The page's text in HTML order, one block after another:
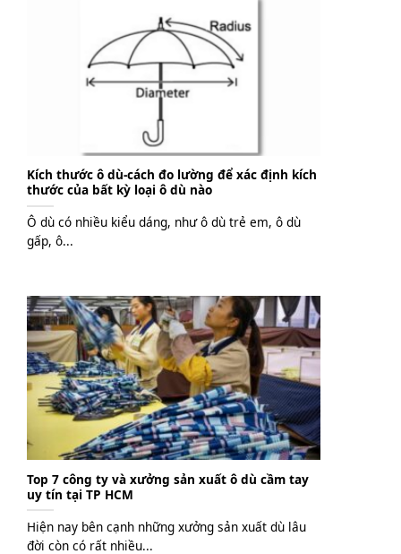
Kích thước ô dù-cách đo lường để xác định kích
thước của bất kỳ loại ô dù nào
Ô dù có nhiều kiểu dáng, như ô dù trẻ em, ô dù
gấp, ô...
Top 7 công ty và xưởng sản xuất ô dù cầm tay
uy tín tại TP HCM
Hiện nay bên cạnh những xưởng sản xuất dù lâu
đời còn có rất nhiều...